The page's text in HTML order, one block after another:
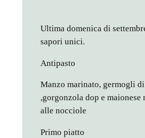
Ultima domenica di
sapori unici.
Antipasto
Manzo marinato, germogli
,gorgonzola dop e maionese
alle nocciole
Primo piatto